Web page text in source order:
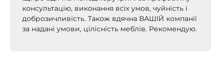
консультацію, виконання всіх умов, чуйність і
доброзичливість. Також вдячна ВАШІЙ компанії
за надані умови, цілісність меблів. Рекомендую.